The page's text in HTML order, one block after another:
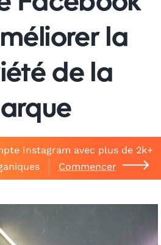
la
de la
Instagram avec plus de 2k+
Commencer